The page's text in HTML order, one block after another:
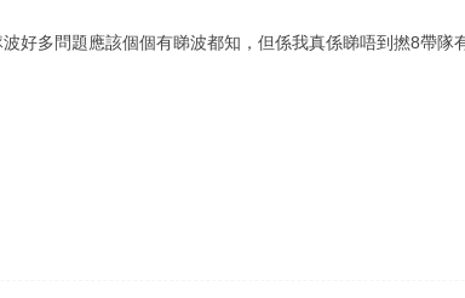
好多問題應該個個有睇波都知，但係我真係睇唔到撚8帶